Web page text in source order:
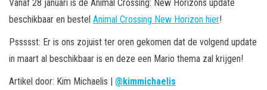
Vanaf 28 januari is de Animal Crossing: New Horizons update
beschikbaar en bestel Animal Crossing New Horizon hier!
Pssssst: Er is ons zojuist ter oren gekomen dat de volgend update
in maart al beschikbaar is en deze een Mario thema zal krijgen!
Artikel door: Kim Michaelis | @kimmichaelis